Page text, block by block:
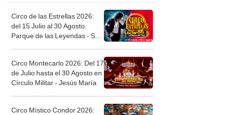
Circo de las Estrellas 2026:
del 15 Julio al 30 Agosto.
Parque de las Leyendas - San
Circo Montecarlo 2026: Del 17
de Julio hasta el 30 Agosto en
Círculo Militar - Jesús María
Circo Místico Condor 2026: